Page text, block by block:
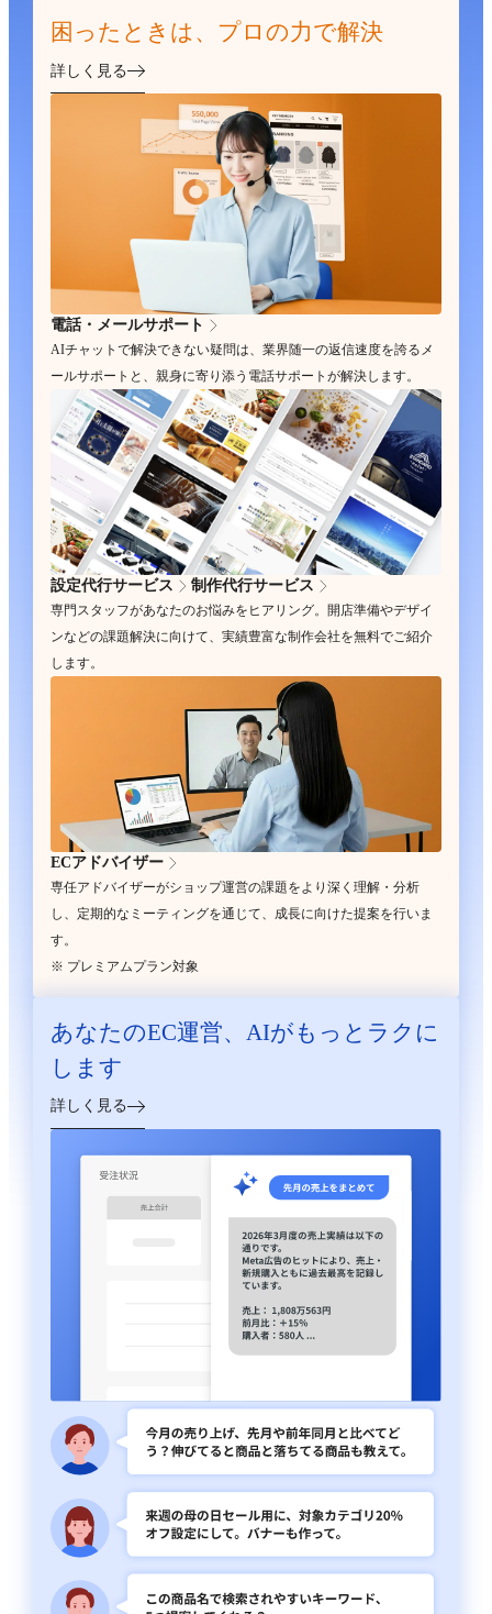
困ったときは、プロの力で解決
詳しく見る
電話・メールサポート
AIチャットで解決できない疑問は、業界随一の返信速度を誇るメ
ールサポートと、親身に寄り添う電話サポートが解決します。
設定代行サービス 制作代行サービス
専門スタッフがあなたのお悩みをヒアリング。開店準備やデザイ
ンなどの課題解決に向けて、実績豊富な制作会社を無料でご紹介
します。
ECアドバイザー
専任アドバイザーがショップ運営の課題をより深く理解・分析
し、定期的なミーティングを通じて、成長に向けた提案を行いま
す。
※ プレミアムプラン対象
あなたのEC運営、 AIがもっとラクに
します
詳しく見る